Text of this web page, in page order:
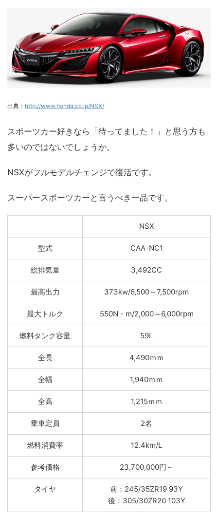
出典： http://www.honda.co.jp/NSX/
スポーツカー好きなら「待ってました！」と思う方も
多いのではないでしょうか。
NSXがフルモデルチェンジで復活です。
スーパースポーツカーと言うべき一品です。
NSX
型式 CAA-NC1
総排気量 3,492CC
最高出力 373kw/6,500～7,500rpm
最大トルク 550N・m/2,000～6,000rpm
燃料タンク容量 59L
全長 4,490ｍｍ
全幅 1,940ｍｍ
全高 1,215ｍｍ
乗車定員 2名
燃料消費率 12.4km/L
参考価格 23,700,000円～
タイヤ
前：245/35ZR19 93Y
後：305/30ZR20 103Y